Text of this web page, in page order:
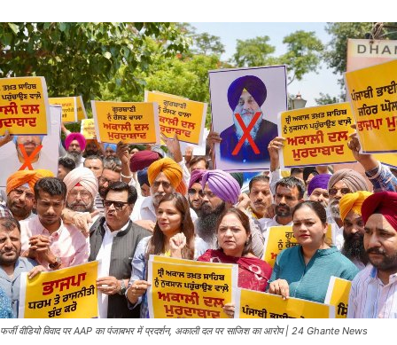
फर्जी वीडियो विवाद पर AAP का पंजाबभर में प्रदर्शन, अकाली दल पर साजिश का आरोप | 24 Ghante News